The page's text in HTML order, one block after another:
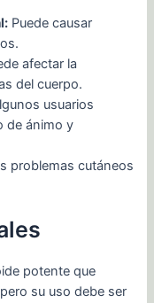
Puede causar
afectar la
del cuerpo.
usuarios
de ánimo y
problemas cutáneos
potente que
su uso debe ser